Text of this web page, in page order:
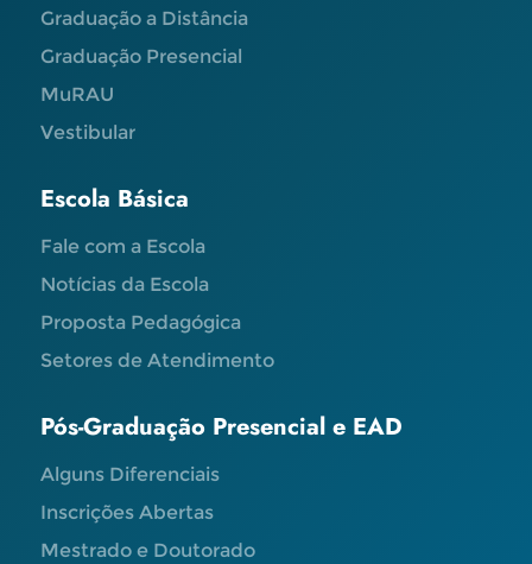
Graduação a Distância
Graduação Presencial
MuRAU
Vestibular
Escola Básica
Fale com a Escola
Notícias da Escola
Proposta Pedagógica
Setores de Atendimento
Pós-Graduação Presencial e EAD
Alguns Diferenciais
Inscrições Abertas
Mestrado e Doutorado